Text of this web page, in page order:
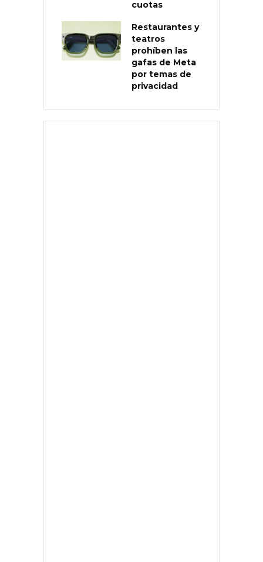
cuotas
Restaurantes y
teatros
prohíben las
gafas de Meta
por temas de
privacidad